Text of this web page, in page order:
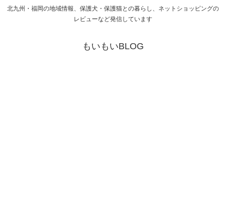
北九州・福岡の地域情報、保護犬・保護猫との暮らし、ネットショッピングの
レビューなど発信しています
もいもいBLOG